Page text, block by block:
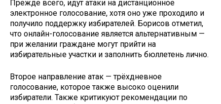
Прежде всего, идут атаки на дистанционное
электронное голосование, хотя оно уже проходило и
получило поддержку избирателей. Борисов отметил,
что онлайн-голосование является альтернативным —
при желании граждане могут прийти на
избирательные участки и заполнить бюллетень лично.
Второе направление атак — трёхдневное
голосование, которое также высоко оценили
избиратели. Также критикуют рекомендации по